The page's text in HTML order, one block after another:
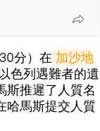
分）在 加沙地
色列遇難者的遺
斯推遲了人質名
哈馬斯提交人質